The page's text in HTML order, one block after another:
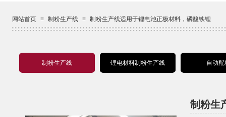
网站首页 ≡ 制粉生产线 ≡ 制粉生产线适用于锂电池正极材料，磷酸铁锂
制粉生产线 锂电材料制粉生产线 自动配
制粉生